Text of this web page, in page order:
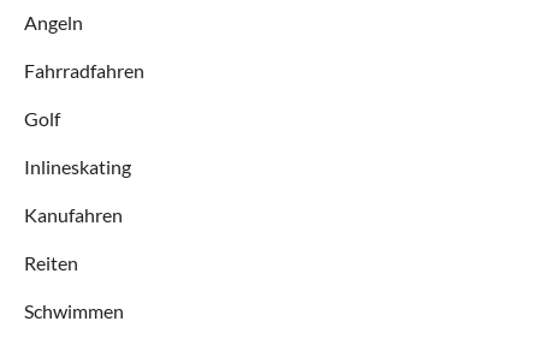
Angeln
Fahrradfahren
Golf
Inlineskating
Kanufahren
Reiten
Schwimmen